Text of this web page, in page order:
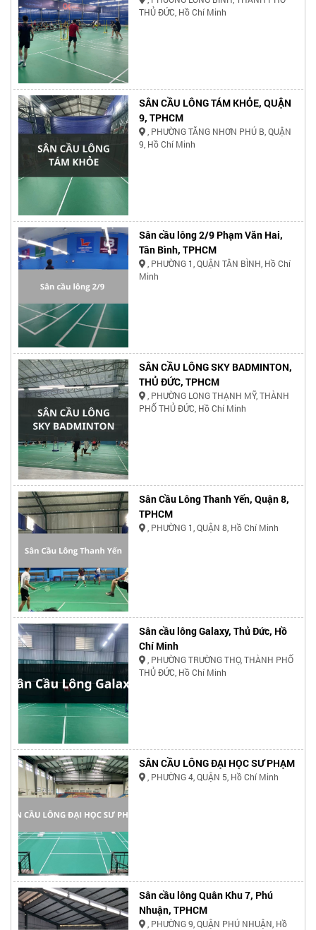
THỦ ĐỨC, Hồ Chí Minh
SÂN CẦU LÔNG TÁM KHỎE, QUẬN
9, TPHCM
, PHƯỜNG TĂNG NHƠN PHÚ B, QUẬN
9, Hồ Chí Minh
Sân cầu lông 2/9 Phạm Văn Hai,
Tân Bình, TPHCM
, PHƯỜNG 1, QUẬN TÂN BÌNH, Hồ Chí
Minh
SÂN CẦU LÔNG SKY BADMINTON,
THỦ ĐỨC, TPHCM
, PHƯỜNG LONG THẠNH MỸ, THÀNH
PHỐ THỦ ĐỨC, Hồ Chí Minh
Sân Cầu Lông Thanh Yến, Quận 8,
TPHCM
, PHƯỜNG 1, QUẬN 8, Hồ Chí Minh
Sân cầu lông Galaxy, Thủ Đức, Hồ
Chí Minh
, PHƯỜNG TRƯỜNG THỌ, THÀNH PHỐ
THỦ ĐỨC, Hồ Chí Minh
SÂN CẦU LÔNG ĐẠI HỌC SƯ PHẠM
, PHƯỜNG 4, QUẬN 5, Hồ Chí Minh
Sân cầu lông Quân Khu 7, Phú
Nhuận, TPHCM
, PHƯỜNG 9, QUẬN PHÚ NHUẬN, Hồ